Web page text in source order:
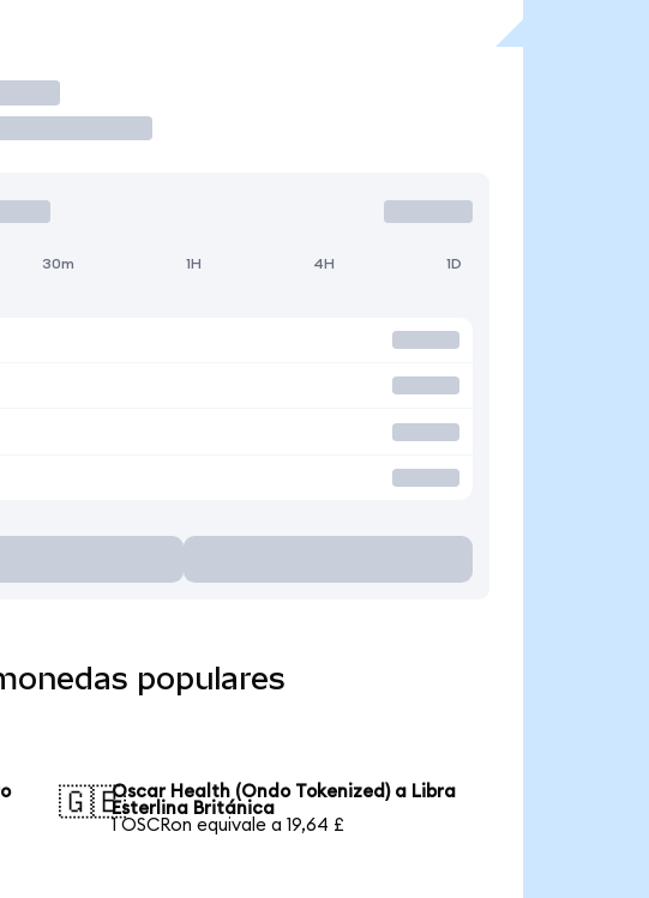
30m 1H 4H 1D
populares
🇬🇧Oscar Health (Ondo Tokenized) a Libra
Esterlina Británica
1 OSCRon equivale a 19,64 £